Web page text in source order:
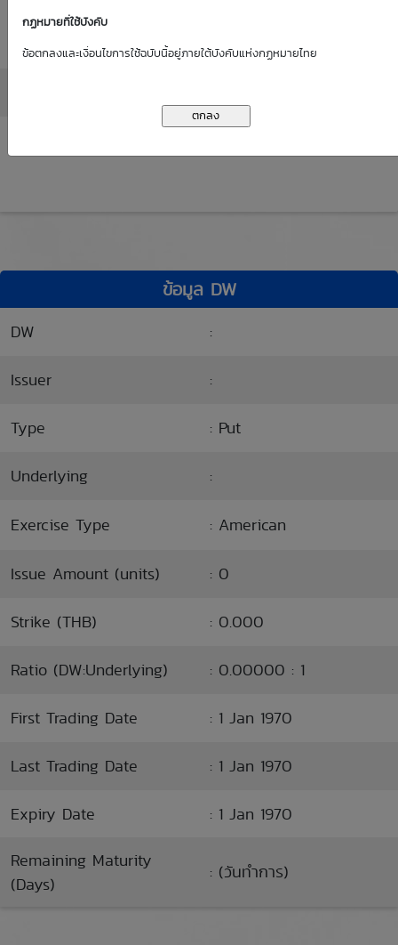
กฏหมายที่ใช้บังคับ
ข้อตกลงและเงื่อนไขการใช้ฉบับนี้อยู่ภายใต้บังคับแห่งกฏหมายไทย
Intrinsic Value
(THB)
ข้อมูล DW
DW :
Issuer :
Type : Put
Underlying :
Exercise Type : American
Issue Amount (units) : 0
Strike (THB) : 0.000
Ratio (DW:Underlying) : 0.00000 : 1
First Trading Date : 1 Jan 1970
Last Trading Date : 1 Jan 1970
Expiry Date : 1 Jan 1970
Remaining Maturity
(Days)
: (วันทำการ)